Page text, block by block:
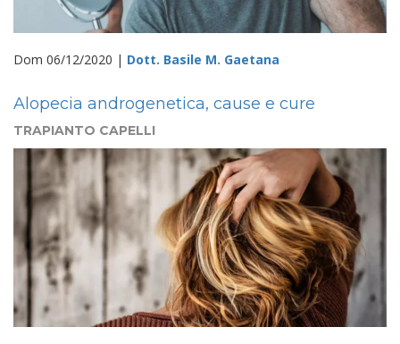
Dom 06/12/2020 | Dott. Basile M. Gaetana
Alopecia androgenetica, cause e cure
TRAPIANTO CAPELLI